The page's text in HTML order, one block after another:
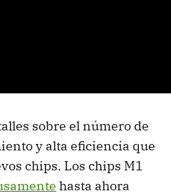
sobre el número de
y alta eficiencia que
chips. Los chips M1
hasta ahora